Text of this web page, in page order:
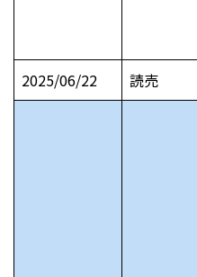
2025/06/22 読売